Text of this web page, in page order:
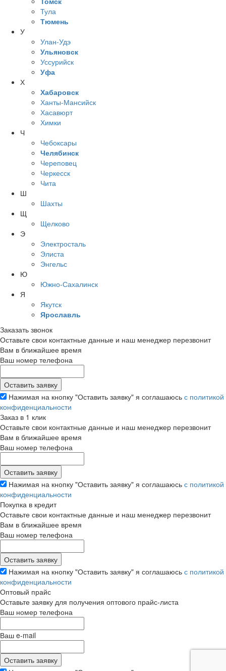
Тула
Тюмень
У
Улан-Удэ
Ульяновск
Уссурийск
Уфа
Х
Хабаровск
Ханты-Мансийск
Хасавюрт
Химки
Ч
Чебоксары
Челябинск
Череповец
Черкесск
Чита
Ш
Шахты
Щ
Щелково
Э
Электросталь
Элиста
Энгельс
Ю
Южно-Сахалинск
Я
Якутск
Ярославль
Заказать звонок
Оставьте свои контактные данные и наш менеджер перезвонит
Вам в ближайшее время
Ваш номер телефона
Нажимая на кнопку "Оставить заявку" я соглашаюсь с политикой
конфиденциальности
Заказ в 1 клик
Оставьте свои контактные данные и наш менеджер перезвонит
Вам в ближайшее время
Ваш номер телефона
Нажимая на кнопку "Оставить заявку" я соглашаюсь с политикой
конфиденциальности
Покупка в кредит
Оставьте свои контактные данные и наш менеджер перезвонит
Вам в ближайшее время
Ваш номер телефона
Нажимая на кнопку "Оставить заявку" я соглашаюсь с политикой
конфиденциальности
Оптовый прайс
Оставьте заявку для получения оптового прайс-листа
Ваш номер телефона
Ваш e-mail